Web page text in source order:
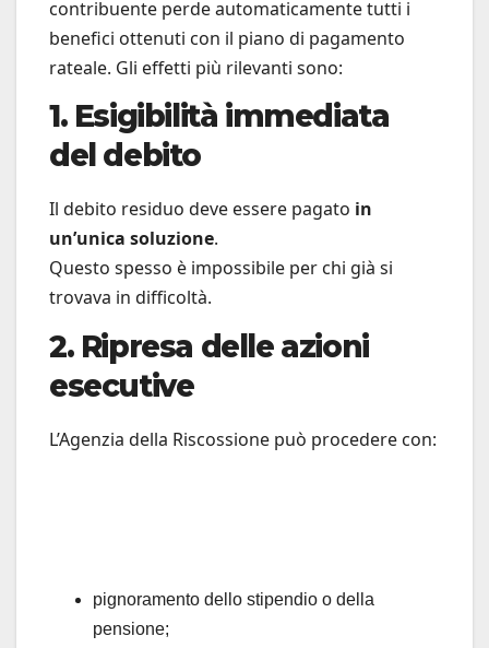
contribuente perde automaticamente tutti i
benefici ottenuti con il piano di pagamento
rateale. Gli effetti più rilevanti sono:
1. Esigibilità immediata
del debito
Il debito residuo deve essere pagato in
un’unica soluzione.
Questo spesso è impossibile per chi già si
trovava in difficoltà.
2. Ripresa delle azioni
esecutive
L’Agenzia della Riscossione può procedere con:
pignoramento dello stipendio o della
pensione;